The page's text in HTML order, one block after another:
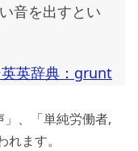
音を出すとい
英辞典：grunt
、「単純労働者,
ます。